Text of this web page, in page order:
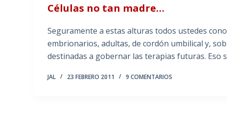
Células no tan madre…
Seguramente a estas alturas todos ustedes
embrionarios, adultas, de cordón umbilical y,
destinadas a gobernar las terapias futuras. Eso
JAL 23 FEBRERO 2011 9 COMENTARIOS